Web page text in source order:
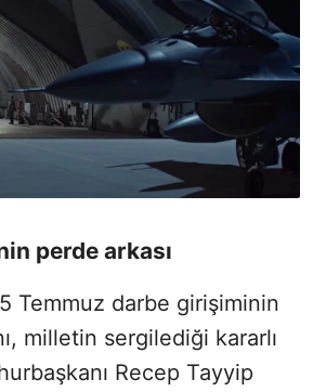
perde arkası
Temmuz darbe girişiminin
milletin sergilediği kararlı
Recep Tayyip